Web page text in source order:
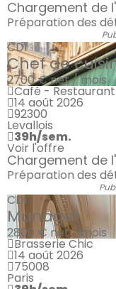
Chargement de
Préparation des
CDI
Chef de
2700 €net / mois
Café - Restaurant
14 août 2026
92300
Levallois
39h/sem.
Voir l'offre
Chargement de
Préparation des
CDI
Manager
2800 € net / mois
Brasserie Chic
14 août 2026
75008
Paris